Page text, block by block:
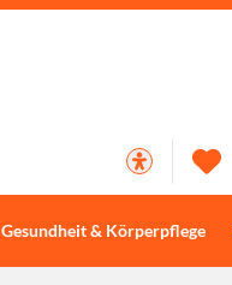
Gesundheit & Körperpflege